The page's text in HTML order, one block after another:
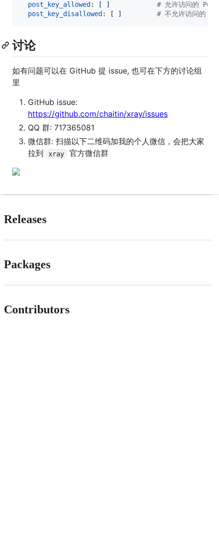
post_key_allowed : [ ] # 允许访问的
post_key_disallowed : [ ] # 不允许访问的
讨论
如有问题可以在 GitHub 提 issue, 也可在下方的讨论组
里
GitHub issue:
https://github.com/chaitin/xray/issues
QQ 群: 717365081
微信群: 扫描以下二维码加我的个人微信，会把大家
拉到
xray 官方微信群
Releases
Packages
Contributors